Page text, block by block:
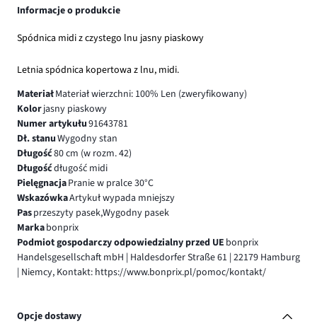
Informacje o produkcie
Spódnica midi z czystego lnu jasny piaskowy
Letnia spódnica kopertowa z lnu, midi.
MateriałMateriał wierzchni: 100% Len (zweryfikowany)
Kolorjasny piaskowy
Numer artykułu91643781
Dł. stanuWygodny stan
Długość80 cm (w rozm. 42)
Długośćdługość midi
PielęgnacjaPranie w pralce 30°C
WskazówkaArtykuł wypada mniejszy
Pasprzeszyty pasek,Wygodny pasek
Markabonprix
Podmiot gospodarczy odpowiedzialny przed UE bonprix
Handelsgesellschaft mbH | Haldesdorfer Straße 61 | 22179 Hamburg
| Niemcy, Kontakt: https://www.bonprix.pl/pomoc/kontakt/
Opcje dostawy